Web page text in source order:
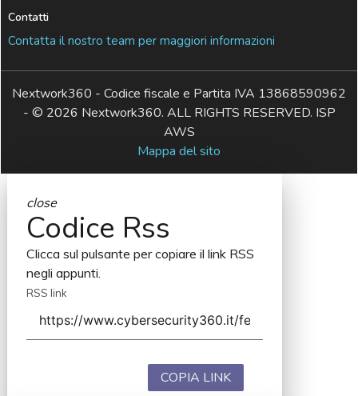
Contatti
Contatta il nostro team per maggiori informazioni
Nextwork360 - Codice fiscale e Partita IVA 13868590962
- © 2026 Nextwork360. ALL RIGHTS RESERVED. ISP
AWS
Mappa del sito
close
Codice Rss
Clicca sul pulsante per copiare il link RSS
negli appunti.
RSS link
COPIA LINK